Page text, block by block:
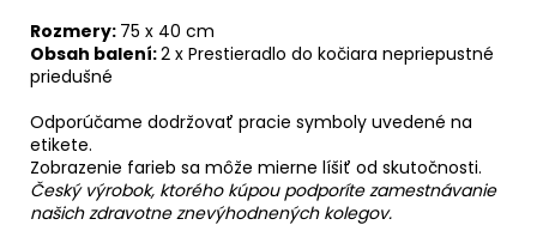
Rozmery: 75 x 40 cm
Obsah balení:2 x Prestieradlo do kočiara nepriepustné
priedušné
Odporúčame dodržovať pracie symboly uvedené na
etikete.
Zobrazenie farieb sa môže mierne líšiť od skutočnosti.
Český výrobok, ktorého kúpou podporíte zamestnávanie
našich zdravotne znevýhodnených kolegov.